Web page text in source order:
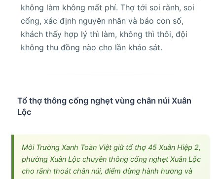
không làm không mất phí. Thợ tới soi rãnh, soi
cống, xác định nguyên nhân và báo con số,
khách thấy hợp lý thì làm, không thì thôi, đội
không thu đồng nào cho lần khảo sát.
Tổ thợ thông cống nghẹt vùng chân núi Xuân
Lộc
Môi Trường Xanh Toàn Việt giữ tổ thợ 45 Xuân Hiệp 2,
phường Xuân Lộc chuyên thông cống nghẹt Xuân Lộc
cho rãnh thoát chân núi, điểm dừng hành hương và